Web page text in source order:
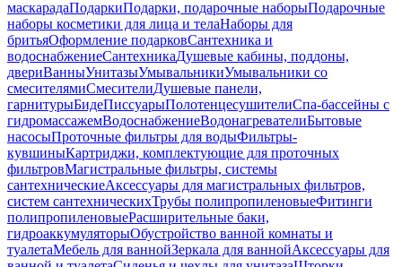
маскарадаПодаркиПодарки, подарочные наборыПодарочные
наборы косметики для лица и телаНаборы для
бритьяОформление подарковСантехника и
водоснабжениеСантехникаДушевые кабины, поддоны,
двериВанныУнитазыУмывальникиУмывальники со
смесителямиСмесителиДушевые панели,
гарнитурыБидеПиссуарыПолотенцесушителиСпа-бассейны с
гидромассажемВодоснабжениеВодонагревателиБытовые
насосыПроточные фильтры для водыФильтры-
кувшиныКартриджи, комплектующие для проточных
фильтровМагистральные фильтры, системы
сантехническиеАксессуары для магистральных фильтров,
систем сантехническихТрубы полипропиленовыеФитинги
полипропиленовыеРасширительные баки,
гидроаккумуляторыОбустройство ванной комнаты и
туалетаМебель для ваннойЗеркала для ваннойАксессуары для